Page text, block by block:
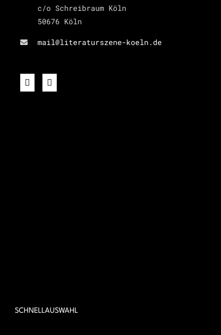
c/o Schreibraum Köln
50676 Köln
mail@literaturszene-koeln.de
SCHNELLAUSWAHL